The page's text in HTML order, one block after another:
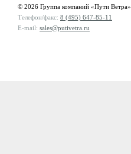
© 2026 Группа компаний «Пути Ветра»
Телефон/факс: 8 (495) 647-85-11
E-mail: sales@putivetra.ru